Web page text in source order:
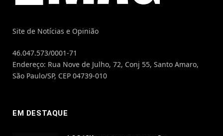
Site de Notícias e Opinião
46.047.573/0001-71
Endereço: Rua Nove de Julho, 72, Conj 55, Santo Amaro,
São Paulo/SP, CEP 04739-010
EM DESTAQUE